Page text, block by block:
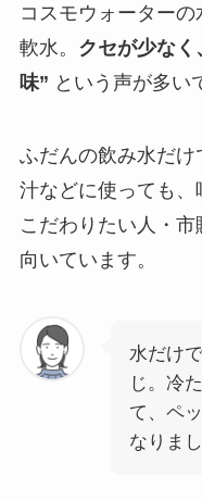
コスモウォーター
軟水。 クセが少な
味” という声が多い
ふだんの飲み水だ
汁などに使っても
こだわりたい人・
向いています。
水だけ
じ。冷
て、ペ
なりまし